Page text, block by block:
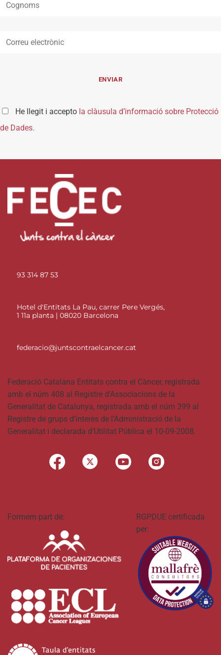
He llegit i accepto la clàusula d’informació sobre Protecció
de Dades.
93 314 87 53
Hotel d'Entitats La Pau, carrer Pere Vergés,
1 11a planta | 08020 Barcelona
federacio@juntscontraelcancer.cat
Federació Catalana Entitats contra el Càncer, registrada
amb el núm 408 al Registre d’Associacions de la
Generalitat de Catalunya, registrada amb el núm 399 al
Registre de grups d’interès de l’Administració de la
Generalitat i declarada d’Utilitat Pública el 10-09-2008.
Formem part de:
RGPDUE certificada
per: